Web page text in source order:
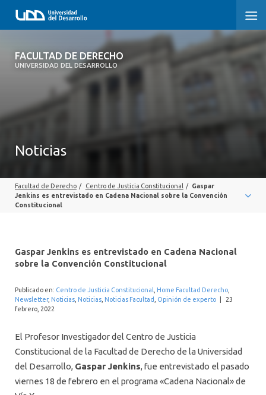
FACULTAD DE DERECHO
UNIVERSIDAD DEL DESARROLLO
FACULTAD DE DERECHO
SOBRE LA FACULTAD
PROFESORES
INTERNACIONAL
Noticias
Facultad de Derecho / Centro de Justicia Constitucional / Gaspar
Jenkins es entrevistado en Cadena Nacional sobre la Convención
Constitucional
Gaspar Jenkins es entrevistado en Cadena Nacional
sobre la Convención Constitucional
Publicado en: Centro de Justicia Constitucional Home Facultad Derecho
Newsletter, Noticias Noticias Noticias Facultad Opinión de experto
23
febrero, 2022
El Profesor Investigador del Centro de Justicia
Constitucional de la Facultad de Derecho de la Universidad
del Desarrollo, Gaspar Jenkins, fue entrevistado el pasado
viernes 18 de febrero en el programa «Cadena Nacional» de